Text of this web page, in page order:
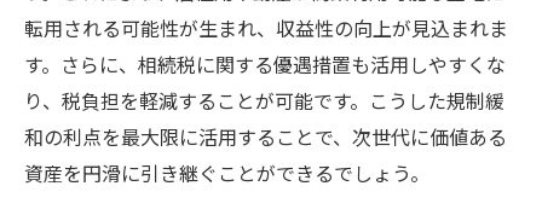
転用される可能性が生まれ、収益性の向上が見込まれま
す。さらに、相続税に関する優遇措置も活用しやすくな
り、税負担を軽減することが可能です。こうした規制緩
和の利点を最大限に活用することで、次世代に価値ある
資産を円滑に引き継ぐことができるでしょう。